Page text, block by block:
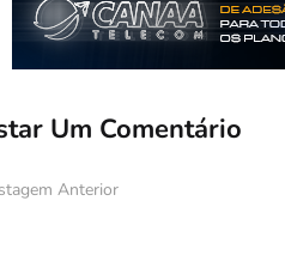
Um Comentário
Anterior